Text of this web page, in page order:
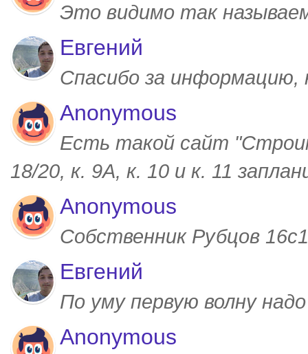
Это видимо так
Евгений
Спасибо за
Anonymous
Есть такой сайт
18/20, к. 9А, к. 10 и к. 11
Anonymous
Собственник Рубцов
Евгений
По уму первую волну
Anonymous